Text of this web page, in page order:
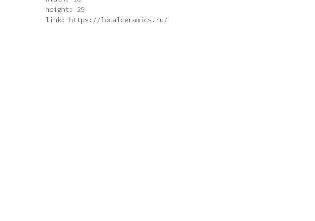
height: 25
link: https://localceramics.ru/